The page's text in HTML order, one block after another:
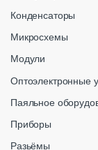
Конденсаторы
Микросхемы
Модули
Оптоэлектронные
Паяльное
Приборы
Разьёмы